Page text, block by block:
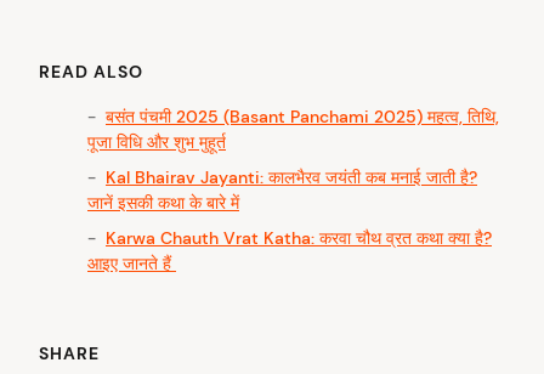
READ ALSO
बसंत पंचमी 2025 (Basant Panchami 2025) महत्व, तिथि,
पूजा विधि और शुभ मुहूर्त
Kal Bhairav Jayanti: कालभैरव जयंती कब मनाई जाती है?
जानें इसकी कथा के बारे में
Karwa Chauth Vrat Katha: करवा चौथ व्रत कथा क्या है?
आइए जानते हैं
SHARE